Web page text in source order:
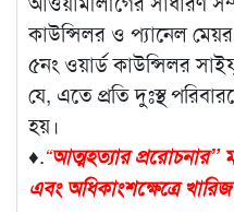
কাউন্সিলর ও প্যানেল
৫নং ওয়ার্ড কাউন্সিলর
যে, এতে প্রতি দুঃস্থ
হয়।
♦.“আত্মহত্যার প্ররোচনার”
এবং অধিকাংশক্ষেত্রে